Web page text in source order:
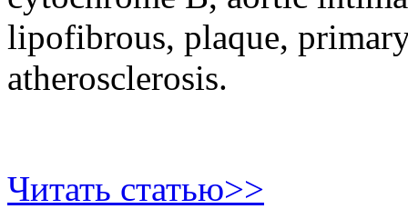
lipofibrous, plaque,
atherosclerosis.
Читать статью>>